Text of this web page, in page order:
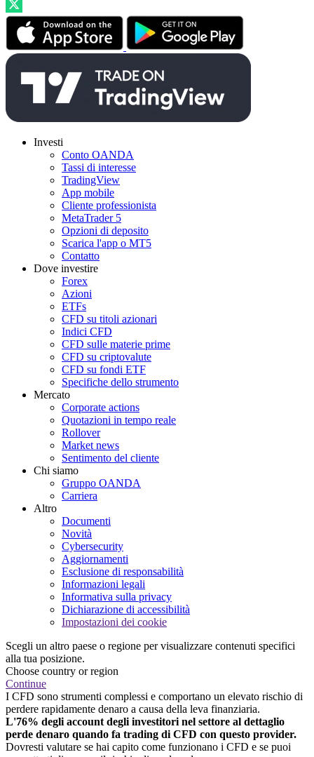
Investi
Conto OANDA
Tassi di interesse
TradingView
App mobile
Cliente professionista
MetaTrader 5
Opzioni di deposito
Scarica l'app o MT5
Contatto
Dove investire
Forex
Azioni
ETFs
CFD su titoli azionari
Indici CFD
CFD sulle materie prime
CFD su criptovalute
CFD su fondi ETF
Specifiche dello strumento
Mercato
Corporate actions
Quotazioni in tempo reale
Rollover
Market news
Sentimento del cliente
Chi siamo
Gruppo OANDA
Carriera
Altro
Documenti
Novità
Cybersecurity
Aggiornamenti
Esclusione di responsabilità
Informazioni legali
Informativa sulla privacy
Dichiarazione di accessibilità
Impostazioni dei cookie
Scegli un altro paese o regione per visualizzare contenuti specifici
alla tua posizione.
Choose country or region
Continue
I CFD sono strumenti complessi e comportano un elevato rischio di
perdere rapidamente denaro a causa della leva finanziaria.
L'76% degli account degli investitori nel settore al dettaglio
perde denaro quando fa trading di CFD con questo provider.
Dovresti valutare se hai capito come funzionano i CFD e se puoi